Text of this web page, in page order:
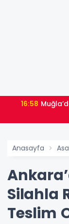
16:58
Anasayfa
Silahla
Teslim